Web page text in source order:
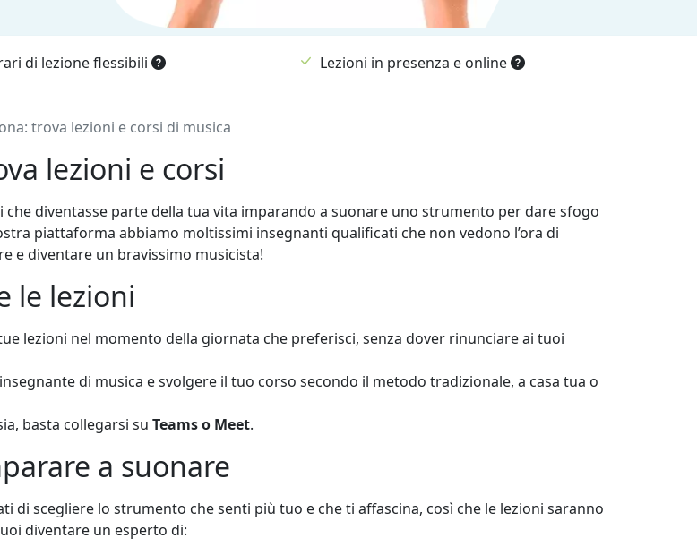
di lezione flessibili Lezioni in presenza e online
trova lezioni e corsi di musica
lezioni e corsi
che diventasse parte della tua vita imparando a suonare uno strumento per dare sfogo
piattaforma abbiamo moltissimi insegnanti qualificati che non vedono l’ora di
e diventare un bravissimo musicista!
le lezioni
lezioni nel momento della giornata che preferisci, senza dover rinunciare ai tuoi
di musica e svolgere il tuo corso secondo il metodo tradizionale, a casa tua o
basta collegarsi su Teams o Meet.
a suonare
scegliere lo strumento che senti più tuo e che ti affascina, così che le lezioni saranno
diventare un esperto di: